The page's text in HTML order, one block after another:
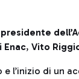
presidente
Enac, Vito
e l’inizio di un